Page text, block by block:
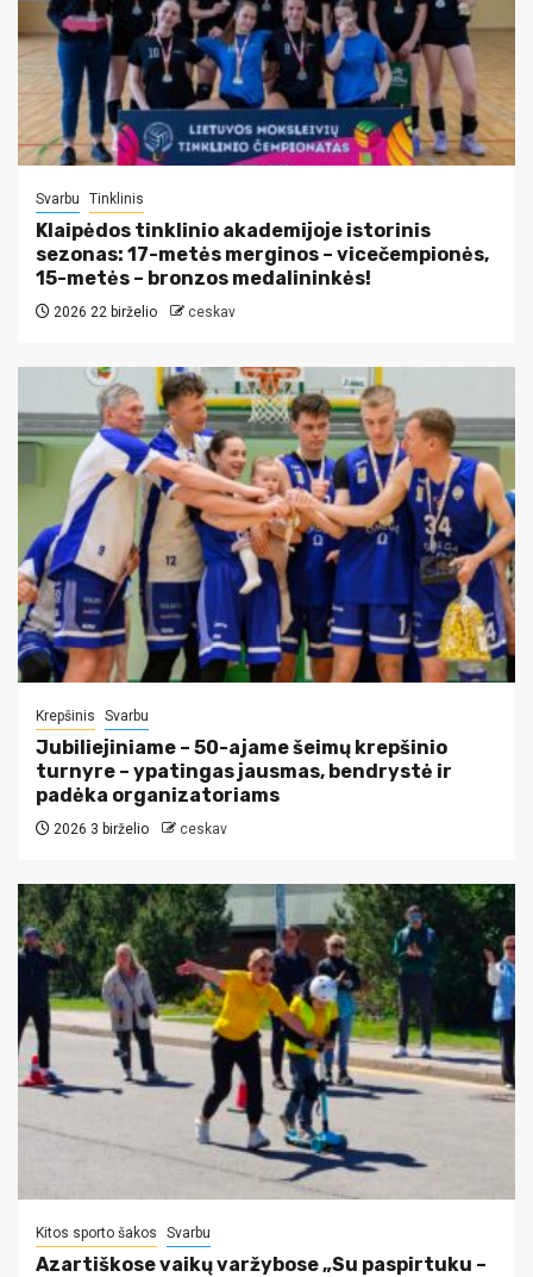
Svarbu Tinklinis
Klaipėdos tinklinio akademijoje istorinis
sezonas: 17-metės merginos – vicečempionės,
15-metės – bronzos medalininkės!
2026 22 birželio ceskav
Krepšinis Svarbu
Jubiliejiniame – 50-ajame šeimų krepšinio
turnyre – ypatingas jausmas, bendrystė ir
padėka organizatoriams
2026 3 birželio ceskav
Kitos sporto šakos Svarbu
Azartiškose vaikų varžybose „Su paspirtuku –